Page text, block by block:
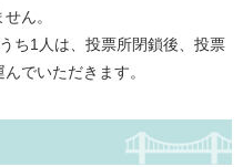
ん。
ち1人は、投票所閉鎖後、投票
でいただきます。